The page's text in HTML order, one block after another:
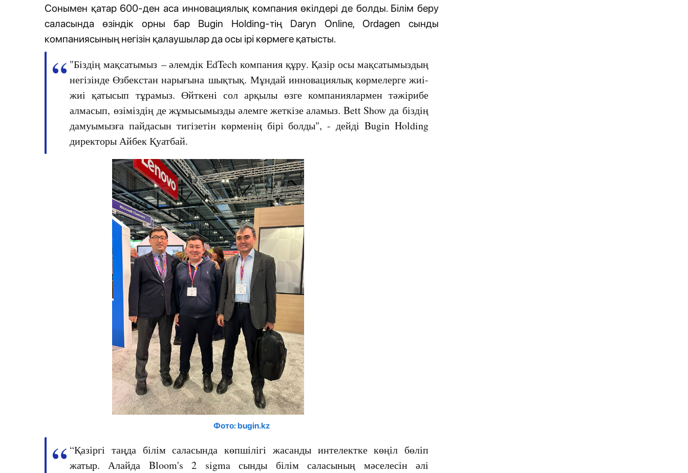
Сонымен қатар 600-ден аса инновациялық компания өкілдері де болды. Білім беру
саласында өзіндік орны бар Bugin Holding-тің Daryn Online, Ordagen сынды
компаниясының негізін қалаушылар да осы ірі көрмеге қатысты.
"Біздің мақсатымыз – әлемдік EdTech компания құру. Қазір осы мақсатымыздың
негізінде Өзбекстан нарығына шықтық. Мұндай инновациялық көрмелерге жиі-
жиі қатысып тұрамыз. Өйткені сол арқылы өзге компаниялармен тәжірибе
алмасып, өзіміздің де жұмысымызды әлемге жеткізе аламыз. Bett Show да біздің
дамуымызға пайдасын тигізетін көрменің бірі болды", - дейді Bugin Holding
директоры Айбек Қуатбай.
Фото: bugin.kz
“Қазіргі таңда білім саласында көпшілігі жасанды интелектке көңіл бөліп
жатыр. Алайда Bloom's 2 sigma сынды білім саласының мәселесін әлі